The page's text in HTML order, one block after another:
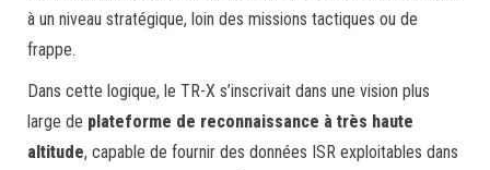
à un niveau stratégique, loin des missions tactiques ou de
frappe.
Dans cette logique, le TR-X s’inscrivait dans une vision plus
large de plateforme de reconnaissance à très haute
altitude, capable de fournir des données ISR exploitables dans